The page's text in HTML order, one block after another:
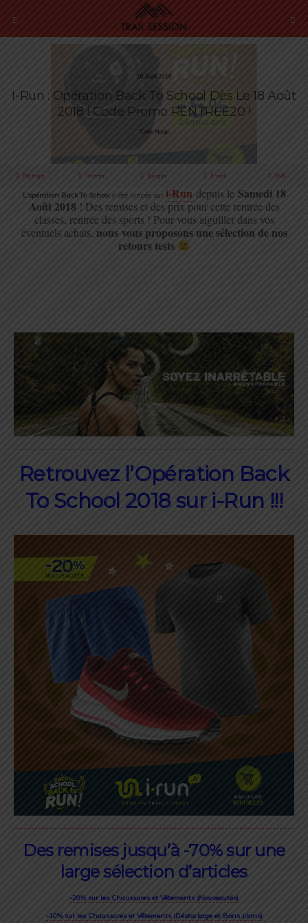
18 Août 2018
I-Run : Opération Back To School Dès Le 18 Août
2018 ! Code Promo RENTREE20 !
Cédric Masip
Partager Tweeter Épingler E-mail SMS
L’opération Back To School a été lancée sur i-Run depuis le Samedi 18
Août 2018! Des remises et des prix pour cette rentrée des
classes, rentrée des sports ! Pour vous aiguiller dans vos
éventuels achats, nous vous proposons une sélection de nos
retours tests
Retrouvez l’Opération Back
To School 2018 sur i-Run !!!
Des remises jusqu’à -70% sur une
large sélection d’articles
-20% sur les Chaussures et Vêtements (Nouveautés)
-10% sur les Chaussures et Vêtements (Déstockage et Bons plans)